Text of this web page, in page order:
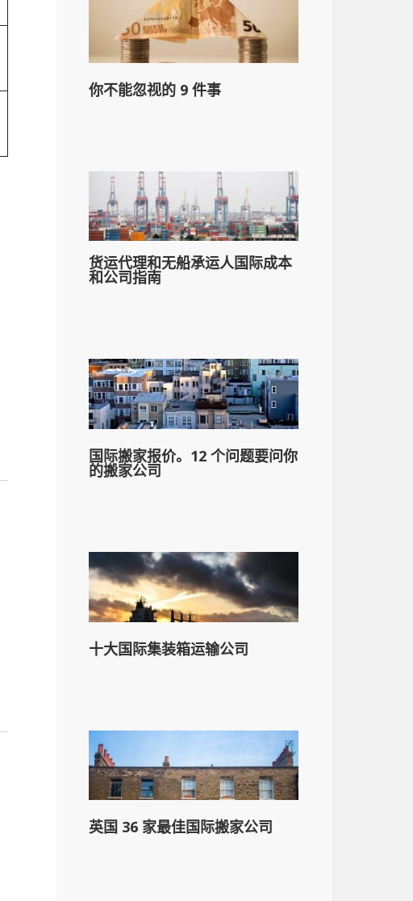
你不能忽视的 9 件事
货运代理和无船承运人国际成本
和公司指南
国际搬家报价。12 个问题要问你
的搬家公司
十大国际集装箱运输公司
英国 36 家最佳国际搬家公司